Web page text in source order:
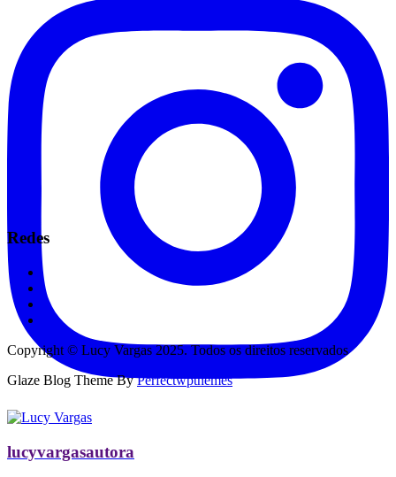
lucyvargasautora
Redes
Copyright © Lucy Vargas 2025. Todos os direitos reservados
Glaze Blog Theme ByPerfectwpthemes